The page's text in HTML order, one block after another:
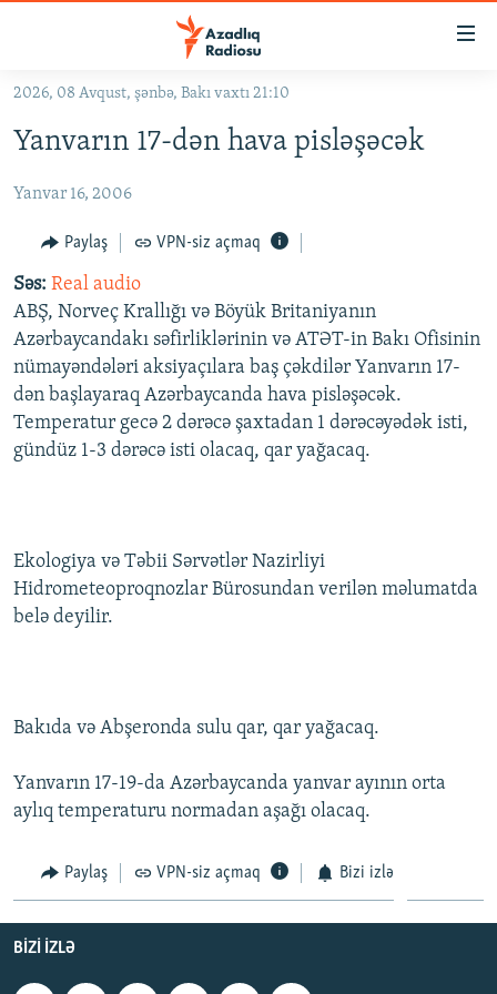
Əsas
qayıt
naviqasiyaya
Axtarışa
keç
KORRUPSIOMETR
#ƏSLINDƏ
FƏRQƏ BAX
QANUNI DOĞRU
ARAŞDIRMA
MULTIMEDIA
VIDEO
KARIKATURA
RADIO ARXIV
İSLAM VƏ DEMOKRATIYA
İZ - MƏDƏNIYYƏT PROQRAMI
PEŞƏ ETIKASI VƏ JURNALISTIKA STANDARTLARIMIZ
MATERIALLARIMIZDAN ISTIFADƏ
XƏBƏR BÜLLETENLƏRIMIZ
2026, 08 Avqust, şənbə, Bakı vaxtı 21:10
Yanvarın 17-dən hava pisləşəcək
Yanvar 16, 2006
Paylaş VPN-siz açmaq
Səs: Real audio
ABŞ, Norveç Krallığı və Böyük Britaniyanın
Azərbaycandakı səfirliklərinin və ATƏT-in Bakı Ofisinin
nümayəndələri aksiyaçılara baş çəkdilər Yanvarın 17-
dən başlayaraq Azərbaycanda hava pisləşəcək.
Temperatur gecə 2 dərəcə şaxtadan 1 dərəcəyədək isti,
gündüz 1-3 dərəcə isti olacaq, qar yağacaq.
Ekologiya və Təbii Sərvətlər Nazirliyi
Hidrometeoproqnozlar Bürosundan verilən məlumatda
belə deyilir.
Bakıda və Abşeronda sulu qar, qar yağacaq.
Yanvarın 17-19-da Azərbaycanda yanvar ayının orta
aylıq temperaturu normadan aşağı olacaq.
Paylaş VPN-siz açmaq Bizi izlə
BIZI IZLƏ